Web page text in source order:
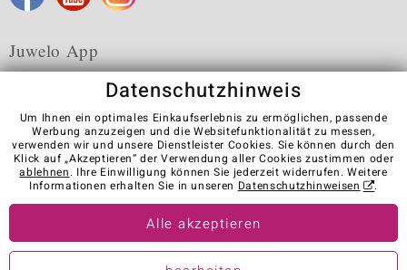
Juwelo App
Karriere AGB Datenschutz Cookies
Impressum
Kontakt
Vertrag widerrufen
Visit our stores in other countries:
© Juwelo Deutschland GmbH (ein Tochterunternehmen der elumeo
Datenschutzhinweis
Um Ihnen ein optimales Einkaufserlebnis zu ermöglichen, passende
Werbung anzuzeigen und die Websitefunktionalität zu messen,
verwenden wir und unsere Dienstleister Cookies. Sie können durch den
Klick auf „Akzeptieren“ der Verwendung aller Cookies zustimmen oder
ablehnen. Ihre Einwilligung können Sie jederzeit widerrufen. Weitere
Informationen erhalten Sie in unseren Datenschutzhinweisen .
Alle akzeptieren